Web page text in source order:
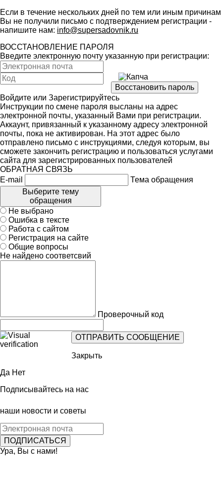
Если в течение нескольких дней по тем или иным причинам
Вы не получили письмо с подтверждением регистрации -
напишите нам: info@supersadovnik.ru
ВОССТАНОВЛЕНИЕ ПАРОЛЯ
Введите электронную почту указанную при регистрации:
Войдите или Зарегистрируйтесь
Инструкции по смене пароля высланы на адрес
электронной почты, указанный Вами при регистрации.
Аккаунт, привязанный к указанному адресу электронной
почты, пока не активирован. На этот адрес было
отправлено письмо с инструкциями, следуя которым, вы
сможете закончить регистрацию и пользоваться услугами
сайта для зарегистрированных пользователей
ОБРАТНАЯ СВЯЗЬ
E-mail
Тема обращения
Выберите тему
обращения
Не выбрано
Ошибка в тексте
Работа с сайтом
Регистрация на сайте
Общие вопросы
Не найдено соответсвий
Проверочный код
Закрыть
Да Нет
Подписывайтесь на нас
наши новости и советы
Ура, Вы с нами!